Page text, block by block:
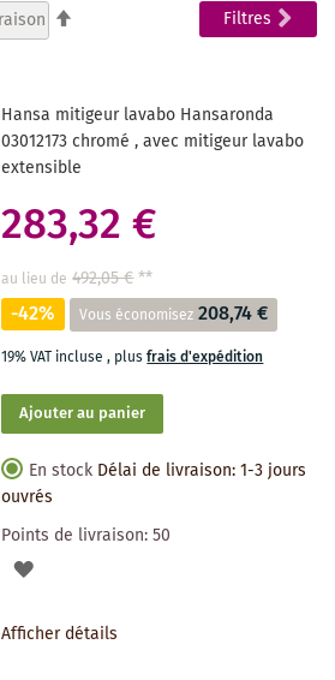
page
Filtres
Hansa mitigeur lavabo Hansaronda
03012173 chromé , avec mitigeur lavabo
extensible
283,32 €
au lieu de 492,05 €**
-42% Vous économisez 208,74 €
19% VAT incluse, plusfrais d'expédition
Ajouter au panier
En stock Délai de livraison: 1-3 jours
ouvrés
Points de livraison:50
AJOUTER
Afficher détails